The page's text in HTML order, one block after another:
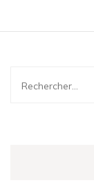
Rechercher :